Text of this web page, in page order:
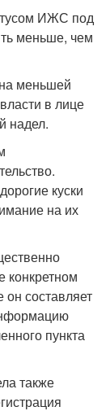
ИЖС под
меньше, чем
меньшей
в лице
надел.
куски
на их
конкретном
составляет
пункта
также